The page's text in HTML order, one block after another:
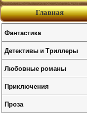
Главная
Фантастика
Детективы и Триллеры
Любовные романы
Приключения
Проза